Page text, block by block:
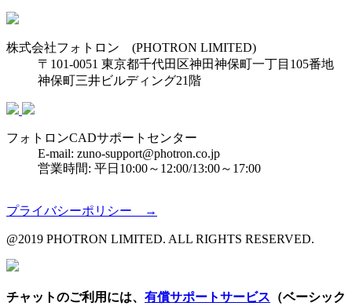
株式会社フォトロン (PHOTRON LIMITED)
〒101-0051 東京都千代田区神田神保町一丁目105番地
神保町三井ビルディング21階
フォトロンCADサポートセンター
E-mail: zuno-support@photron.co.jp
営業時間: 平日10:00～12:00/13:00～17:00
プライバシーポリシー →
@2019 PHOTRON LIMITED. ALL RIGHTS RESERVED.
チャットのご利用には、 有償サポートサービス （ベーシック